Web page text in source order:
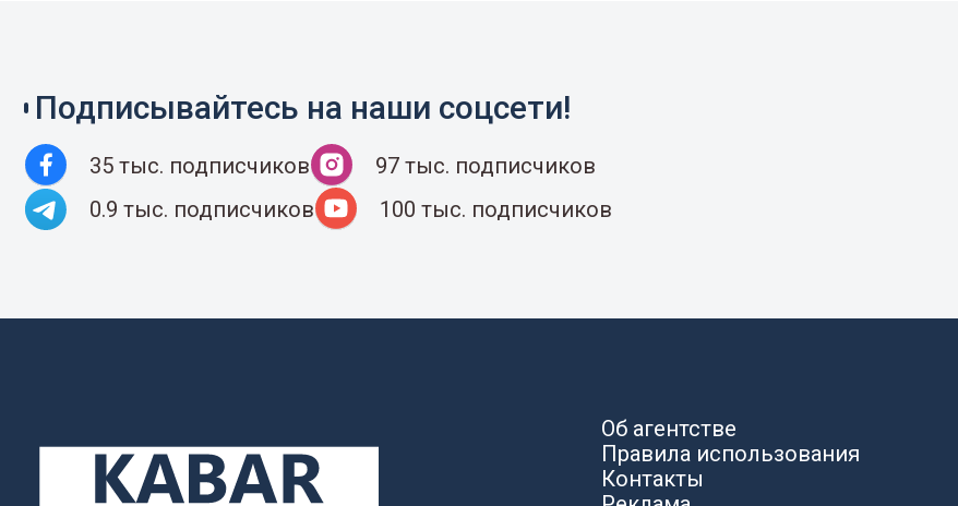
Подписывайтесь на наши соцсети!
35 тыс. подписчиков
97 тыс. подписчиков
0.9 тыс. подписчиков
100 тыс. подписчиков
Об агентстве
Правила использования
Контакты